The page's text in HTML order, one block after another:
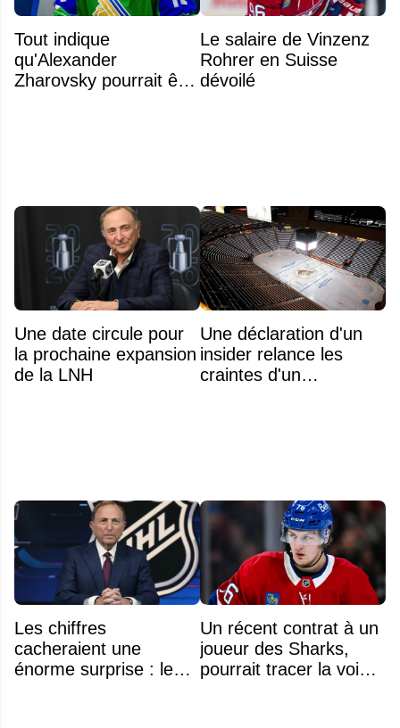
Tout indique
qu'Alexander
Zharovsky pourrait être
Le salaire de Vinzenz
Rohrer en Suisse
dévoilé
Une date circule pour
la prochaine expansion
de la LNH
Une déclaration d'un
insider relance les
craintes d'un
Les chiffres
cacheraient une
énorme surprise : le
Un récent contrat à un
joueur des Sharks,
pourrait tracer la voie à